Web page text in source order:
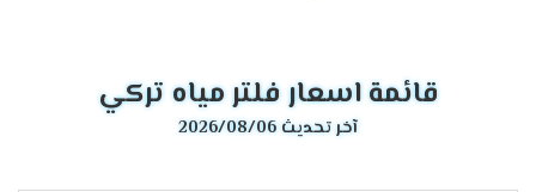
قائمة اسعار فلتر مياه تركي
آخر تحديث 2026/08/06